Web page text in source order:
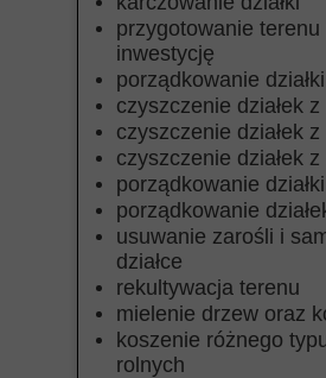
przygotowanie terenu
inwestycję
porządkowanie działki
czyszczenie działek
czyszczenie działek
czyszczenie działek z
porządkowanie działki
porządkowanie
usuwanie zarośli i
działce
rekultywacja terenu
mielenie drzew oraz
koszenie różnego
rolnych